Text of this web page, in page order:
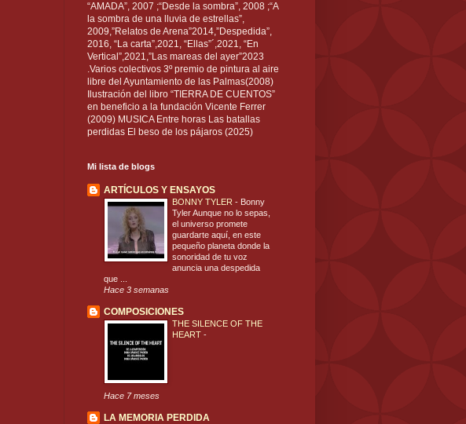
“AMADA”, 2007 ;“Desde la sombra”, 2008 ;“A
la sombra de una lluvia de estrellas”,
2009,”Relatos de Arena”2014,”Despedida”,
2016, “La carta”,2021, “Ellas”´,2021, “En
Vertical”,2021,”Las mareas del ayer”2023
.Varios colectivos 3º premio de pintura al aire
libre del Ayuntamiento de las Palmas(2008)
Ilustración del libro “TIERRA DE CUENTOS”
en beneficio a la fundación Vicente Ferrer
(2009) MUSICA Entre horas Las batallas
perdidas El beso de los pájaros (2025)
Mi lista de blogs
ARTÍCULOS Y ENSAYOS
BONNY TYLER - Bonny
Tyler Aunque no lo sepas,
el universo promete
guardarte aquí, en este
pequeño planeta donde la
sonoridad de tu voz
anuncia una despedida
que ...
Hace 3 semanas
COMPOSICIONES
THE SILENCE OF THE
HEART -
Hace 7 meses
LA MEMORIA PERDIDA